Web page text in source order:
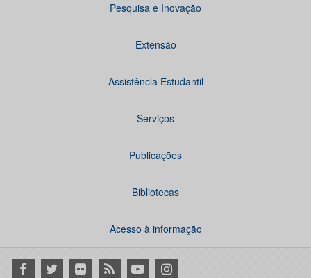
Pesquisa e Inovação
Extensão
Assistência Estudantil
Serviços
Publicações
Bibliotecas
Acesso à informação
Facebook
Twitter Flickr RSS YoutubeInstagram